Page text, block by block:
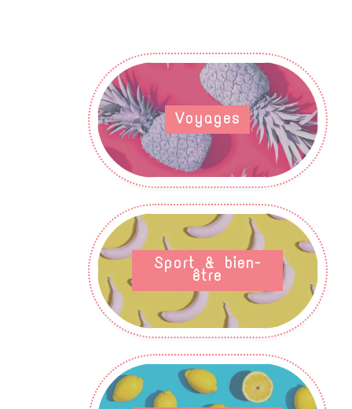
Voyages
Sport & bien-
être